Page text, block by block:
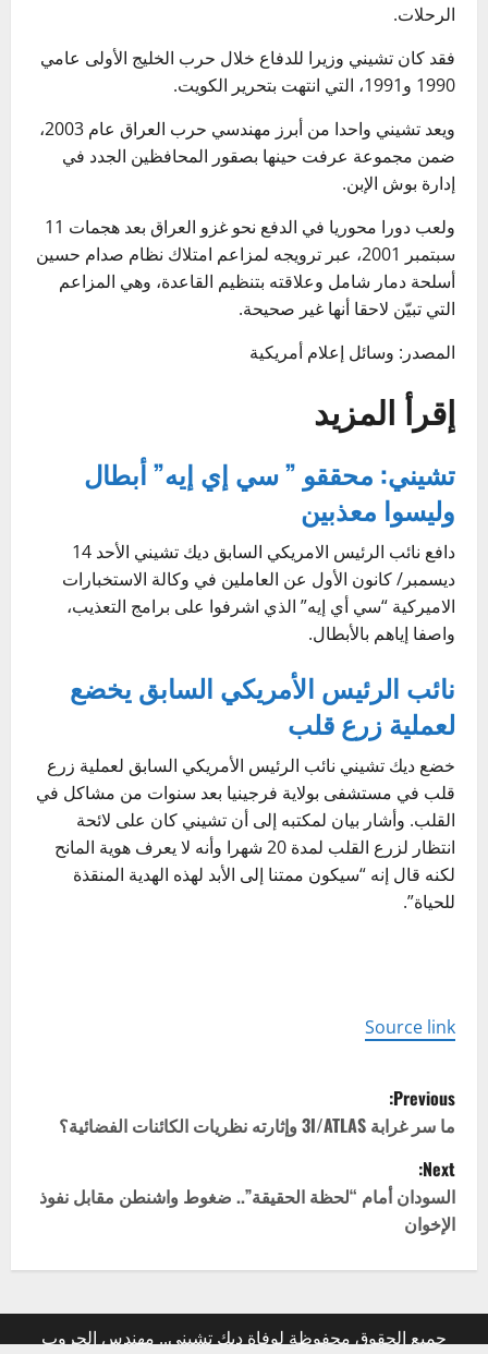
الرحلات.
فقد كان تشيني وزيرا للدفاع خلال حرب الخليج الأولى عامي
1990 و1991، التي انتهت بتحرير الكويت.
ويعد تشيني واحدا من أبرز مهندسي حرب العراق عام 2003،
ضمن مجموعة عرفت حينها بصقور المحافظين الجدد في
إدارة بوش الإبن.
ولعب دورا محوريا في الدفع نحو غزو العراق بعد هجمات 11
سبتمبر 2001، عبر ترويجه لمزاعم امتلاك نظام صدام حسين
أسلحة دمار شامل وعلاقته بتنظيم القاعدة، وهي المزاعم
التي تبيّن لاحقا أنها غير صحيحة.
المصدر: وسائل إعلام أمريكية
إقرأ المزيد
تشيني: محققو ” سي إي إيه” أبطال
وليسوا معذبين
دافع نائب الرئيس الامريكي السابق ديك تشيني الأحد 14
ديسمبر/ كانون الأول عن العاملين في وكالة الاستخبارات
الاميركية “سي أي إيه” الذي اشرفوا على برامج التعذيب،
واصفا إياهم بالأبطال.
نائب الرئيس الأمريكي السابق يخضع
لعملية زرع قلب
خضع ديك تشيني نائب الرئيس الأمريكي السابق لعملية زرع
قلب في مستشفى بولاية فرجينيا بعد سنوات من مشاكل في
القلب. وأشار بيان لمكتبه إلى أن تشيني كان على لائحة
انتظار لزرع القلب لمدة 20 شهرا وأنه لا يعرف هوية المانح
لكنه قال إنه “سيكون ممتنا إلى الأبد لهذه الهدية المنقذة
للحياة”.
Source link
P
o
s
t
n
a
Previous:
ما سر غرابة 3I/ATLAS وإثارته نظريات الكائنات الفضائية؟
Next:
السودان أمام “لحظة الحقيقة”.. ضغوط واشنطن مقابل نفوذ
الإخوان
جميع الحقوق محفوظة لوفاة ديك تشيني.. مهندس الحروب